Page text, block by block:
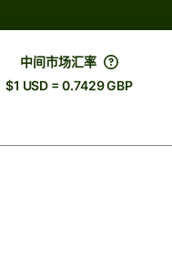
中间市场汇率
$1 USD = 0.7429 GBP